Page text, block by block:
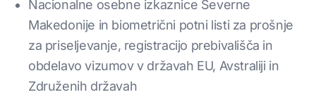
Nacionalne osebne izkaznice Severne
Makedonije in biometrični potni listi za prošnje
za priseljevanje, registracijo prebivališča in
obdelavo vizumov v državah EU, Avstraliji in
Združenih državah